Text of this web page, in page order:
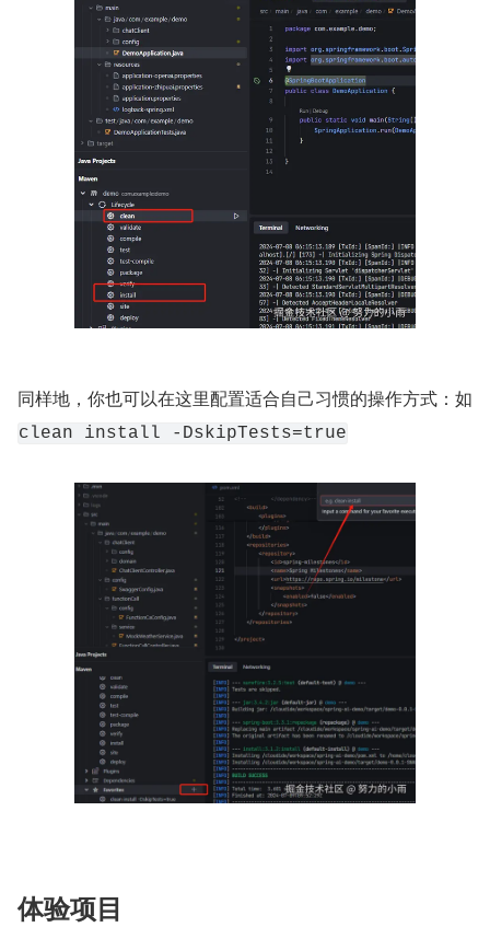
同样地，你也可以在这里配置适合自己习惯的操作方式：如
clean install -DskipTests=true
体验项目